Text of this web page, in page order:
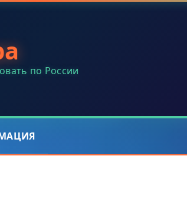
по России